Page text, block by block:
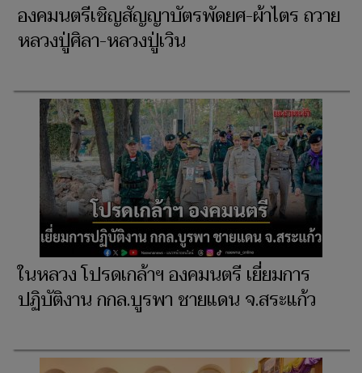
องคมนตรีเชิญสัญญาบัตรพัดยศ-ผ้าไตร ถวาย
หลวงปู่ศิลา-หลวงปู่เวิน
ในหลวง โปรดเกล้าฯ องคมนตรี เยี่ยมการ
ปฏิบัติงาน กกล.บูรพา ชายแดน จ.สระแก้ว